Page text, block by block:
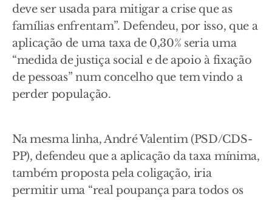
deve ser usada para mitigar a crise que as
famílias enfrentam”. Defendeu, por isso, que a
aplicação de uma taxa de 0,30% seria uma
“medida de justiça social e de apoio à fixação
de pessoas” num concelho que tem vindo a
perder população.
Na mesma linha, André Valentim (PSD/CDS-
PP), defendeu que a aplicação da taxa mínima,
também proposta pela coligação, iria
permitir uma “real poupança para todos os